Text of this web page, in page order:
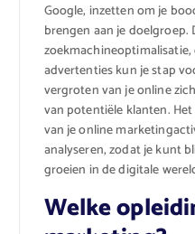
Google, inzetten om je
brengen aan je
advertenties kun je stap
vergroten van je online
van potentiële klanten.
van je online
analyseren, zodat je kunt
groeien in de digitale
Welke